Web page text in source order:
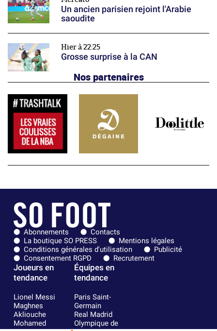
Un ancien parisien rejoint l'Arabie
saoudite
Hier à 22:25
Grosse surprise à la CAN
Nos partenaires
Abonnements
Contacts
La boutique SO PRESS
Mentions légales
Conditions générales d'utilisation
Publicité
Consentement RGPD
Recrutement
Joueurs en
tendance
Lionel Messi
Maghnes
Akliouche
Mohamed
Équipes en
tendance
Paris Saint-
Germain
Real Madrid
Olympique de